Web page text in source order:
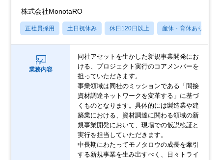
株式会社MonotaRO
正社員採用 土日祝休み 休日120日以上 産休・育休あり
業務内容
同社アセットを生かした新規事業開発にお
ける、プロジェクト実行のコアメンバーを
担っていただきます。
事業領域は同社のミッションである「間接
資材調達ネットワークを変革する」に基づ
くものとなります。具体的には製造業や建
築業における、資材調達に関わる領域の新
規事業開発において、現場での仮説検証と
実行を担当していただきます。
中長期にわたってモノタロウの成長を牽引
する新規事業を生み出すべく、日々トライ